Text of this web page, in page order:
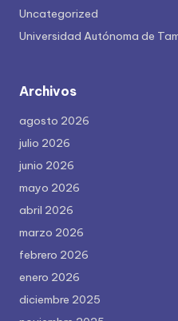
Uncategorized
Universidad Autónoma de
Archivos
agosto 2026
julio 2026
junio 2026
mayo 2026
abril 2026
marzo 2026
febrero 2026
enero 2026
diciembre 2025